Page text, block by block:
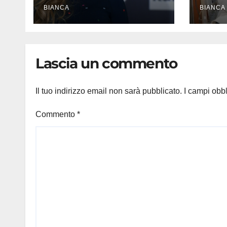
papabili Ornella Muti
e Monica Guerritore
BIANCA BIANCA
Lascia un commento
Il tuo indirizzo email non sarà pubblicato. I campi
Commento *